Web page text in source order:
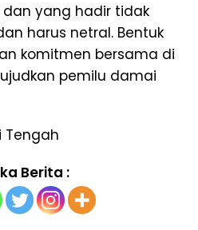
yang hadir tidak
harus netral. Bentuk
komitmen bersama di
pemilu damai
Tengah
Berita :